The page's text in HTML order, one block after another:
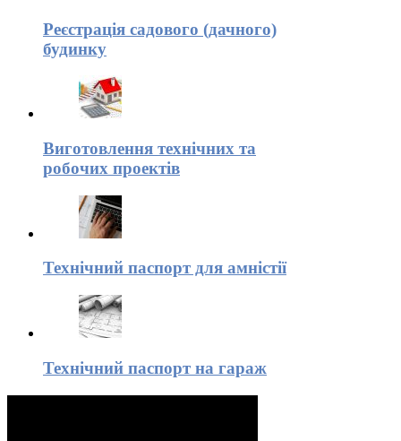
Реєстрація садового (дачного)
будинку
Виготовлення технічних та
робочих проектів
Технічний паспорт для амністії
Технічний паспорт на гараж